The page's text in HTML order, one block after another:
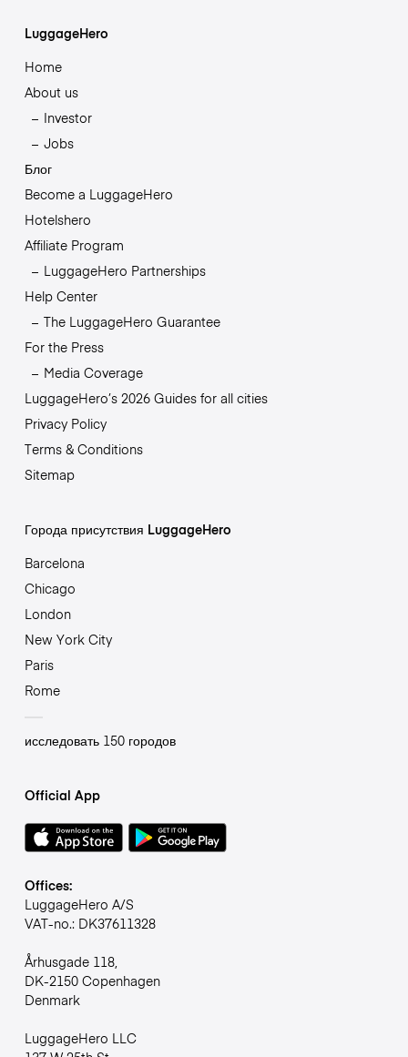
LuggageHero
Home
About us
Investor
Jobs
Блог
Become a LuggageHero
Hotelshero
Affiliate Program
LuggageHero Partnerships
Help Center
The LuggageHero Guarantee
For the Press
Media Coverage
LuggageHero’s 2026 Guides for all cities
Privacy Policy
Terms & Conditions
Sitemap
Города присутствия LuggageHero
Barcelona
Chicago
London
New York City
Paris
Rome
исследовать 150 городов
Official App
Offices:
LuggageHero A/S
VAT-no.: DK37611328
Århusgade 118,
DK-2150 Copenhagen
Denmark
LuggageHero LLC